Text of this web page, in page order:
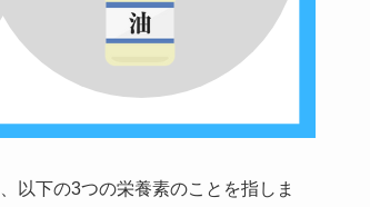
、以下の3つの栄養素のことを指しま